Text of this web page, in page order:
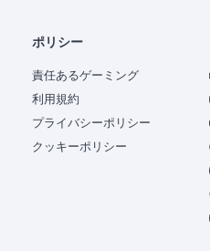
ポリシー
責任あるゲーミング
利用規約
プライバシーポリシー
クッキーポリシー